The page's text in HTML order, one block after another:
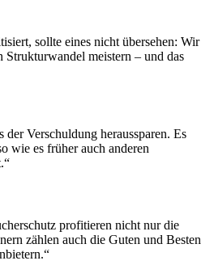
sollte eines nicht übersehen: Wir
Strukturwandel meistern – und das
der Verschuldung heraussparen. Es
wie es früher auch anderen
profitieren nicht nur die
zählen auch die Guten und Besten